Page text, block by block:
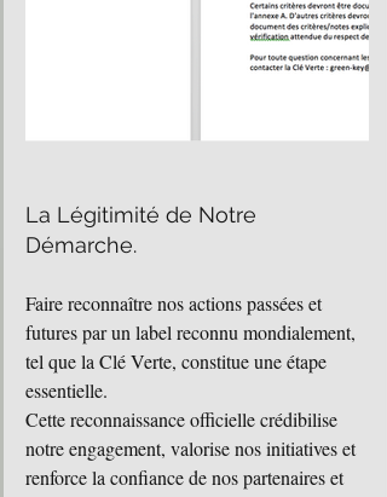
La Légitimité de Notre
Démarche.
Faire reconnaître nos actions passées et
futures par un label reconnu mondialement,
tel que la Clé Verte, constitue une étape
essentielle.
Cette reconnaissance officielle crédibilise
notre engagement, valorise nos initiatives et
renforce la confiance de nos partenaires et